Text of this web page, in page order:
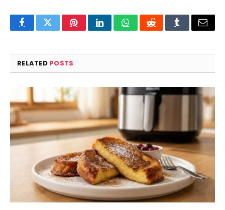
FacebookTwitterPinterestLinkedInWhatsAppRedditTumblrEmail
RELATED POSTS